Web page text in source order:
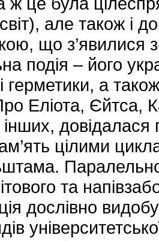
але також і
що
подія – його
герметики, а
Еліота, Єйтса,
інших,
цілими
та
дослівно